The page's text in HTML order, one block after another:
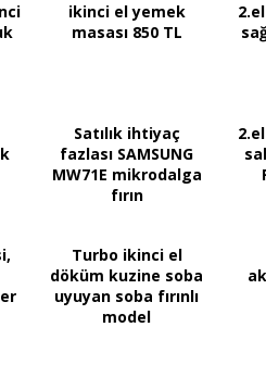
ikinci el yemek
masası 850 TL
Satılık ihtiyaç
fazlası SAMSUNG
MW71E mikrodalga
fırın
Turbo ikinci el
döküm kuzine soba
uyuyan soba fırınlı
model